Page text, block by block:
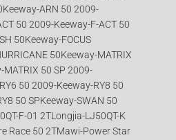
ARN 50 2009-
50 2009-Keeway-F-ACT 50
50Keeway-FOCUS
50Keeway-MATRIX
50 SP 2009-
50 2009-Keeway-RY8 50
50 SPKeeway-SWAN 50
F-01 2TLongjia-LJ50QT-K
Race 50 2TMawi-Power Star